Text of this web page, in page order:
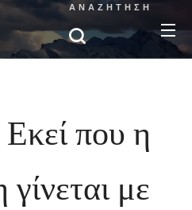
ΑΝΑΖΉΤΗΣΗ
που η
με